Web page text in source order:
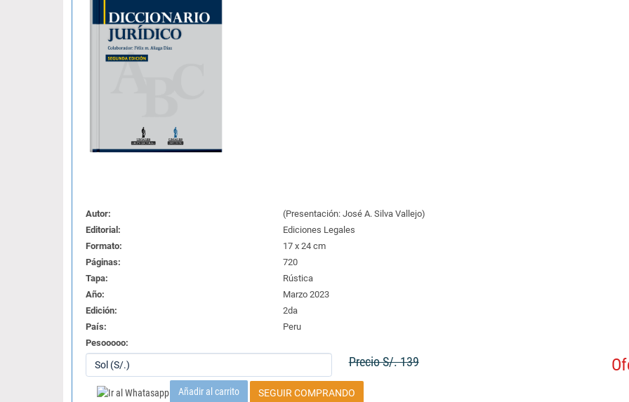
Autor:
(Presentación: José A. Silva Vallejo)
Editorial:
Ediciones Legales
Formato:
17 x 24 cm
Páginas:
720
Tapa:
Rústica
Año:
Marzo 2023
Edición:
2da
País:
Peru
Pesooooo:
Precio S/. 139
Añadir al carrito SEGUIR COMPRANDO